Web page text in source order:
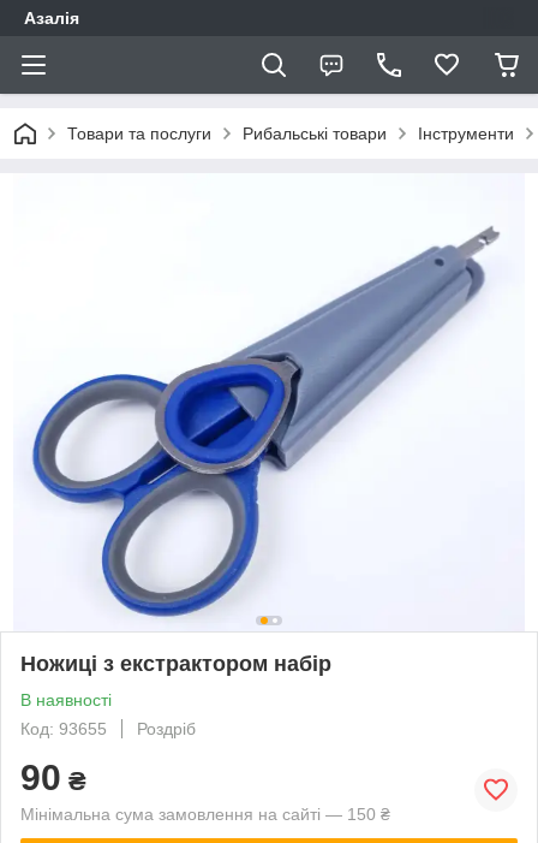
Азалія
Товари та послуги Рибальські товари Інструменти
Ножиці з екстрактором набір
В наявності
Код: 93655
Роздріб
90 ₴
Мінімальна сума замовлення на сайті — 150 ₴